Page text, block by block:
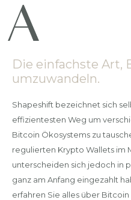
Die einfachste Art,
umzuwandeln.
Shapeshift bezeichnet sich
effizientesten Weg um
Bitcoin Ökosystems zu
regulierten Krypto Wallets im
unterscheiden sich jedoch in
ganz am Anfang eingezahlt
erfahren Sie alles über